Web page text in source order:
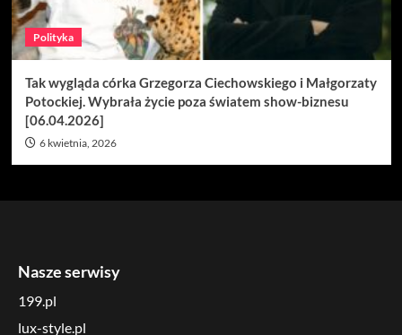
Polityka
Tak wygląda córka Grzegorza Ciechowskiego i Małgorzaty
Potockiej. Wybrała życie poza światem show-biznesu
[06.04.2026]
6 kwietnia, 2026
Nasze serwisy
199.pl
lux-style.pl